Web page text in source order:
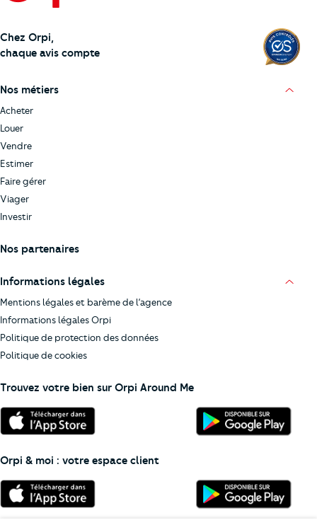
Chez Orpi,
chaque avis compte
Nos métiers
Acheter
Louer
Vendre
Estimer
Faire gérer
Viager
Investir
Nos partenaires
Informations légales
Mentions légales et barème de l’agence
Informations légales Orpi
Politique de protection des données
Politique de cookies
Trouvez votre bien sur Orpi Around Me
Orpi & moi : votre espace client